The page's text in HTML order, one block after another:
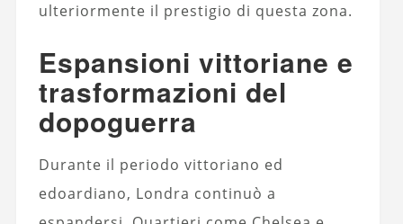
ulteriormente il prestigio di questa zona.
Espansioni vittoriane e
trasformazioni del
dopoguerra
Durante il periodo vittoriano ed
edoardiano, Londra continuò a